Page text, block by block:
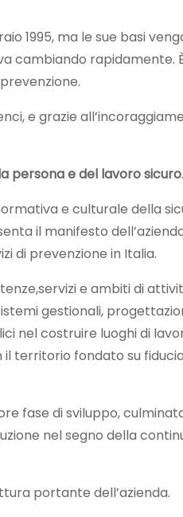
1995, ma le sue basi
cambiando
e grazie
persona e del lavoro sicuro.
e culturale della
il manifesto
di prevenzione in Italia.
e ambiti di
gestionali,
costruire luoghi di
territorio fondato su
fase di sviluppo,
nel segno della
portante dell’azienda.